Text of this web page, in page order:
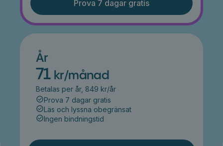
Prova 7 dagar gratis
År
71 kr/månad
Betalas per år, 849 kr/år
Prova 7 dagar gratis
Läs och lyssna obegränsat
Ingen bindningstid